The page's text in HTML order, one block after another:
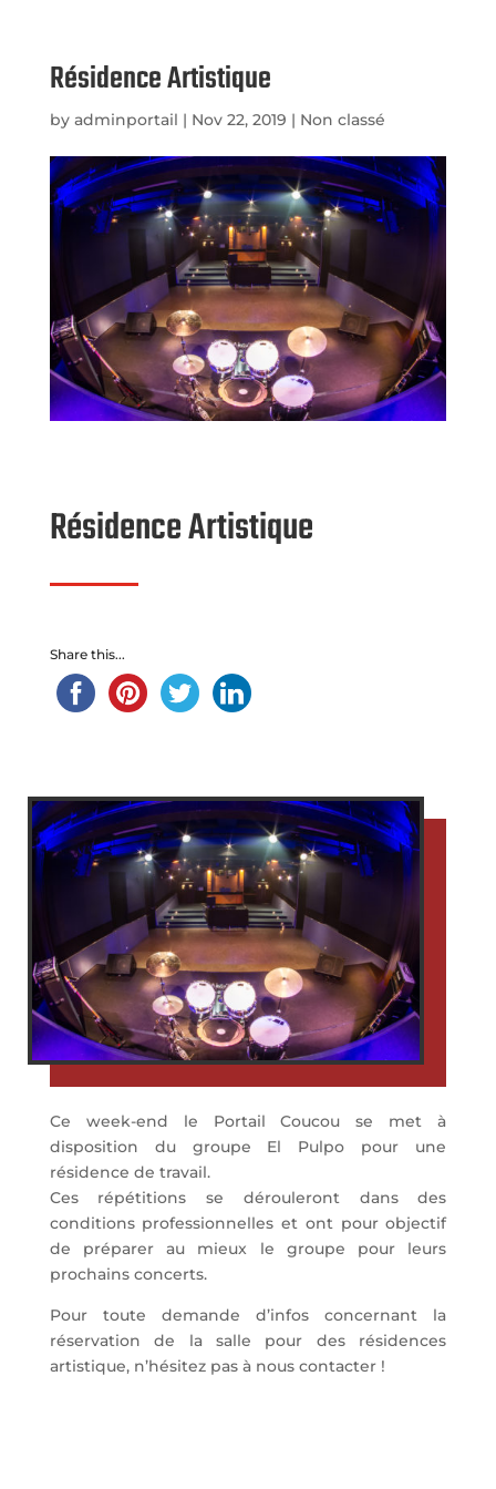
Résidence Artistique
by adminportail | Nov 22, 2019 | Non classé
Résidence Artistique
Share this...
Ce week-end le Portail Coucou se met à
disposition du groupe El Pulpo pour une
résidence de travail.
Ces répétitions se dérouleront dans des
conditions professionnelles et ont pour objectif
de préparer au mieux le groupe pour leurs
prochains concerts.
Pour toute demande d’infos concernant la
réservation de la salle pour des résidences
artistique, n’hésitez pas à nous contacter !